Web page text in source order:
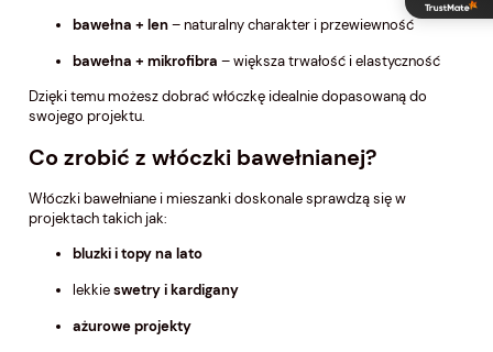
bawełna + len– naturalny charakter i przewiewność
bawełna + mikrofibra – większa trwałość i elastyczność
Dzięki temu możesz dobrać włóczkę idealnie dopasowaną do
swojego projektu.
Co zrobić z włóczki bawełnianej?
Włóczki bawełniane i mieszanki doskonale sprawdzą się w
projektach takich jak:
bluzki i topy na lato
lekkieswetry i kardigany
ażurowe projekty